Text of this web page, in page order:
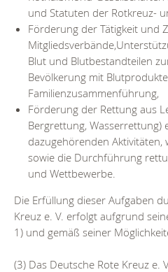
und Statuten der Rotkreuz-
Förderung der Tätigkeit und
Blut und Blutbestandteilen
Bevölkerung mit
Familienzusammenführung,
Förderung der Rettung aus
Bergrettung, Wasserrettung)
dazugehörenden Aktivitäten,
sowie die Durchführung
und Wettbewerbe.
Die Erfüllung dieser Aufgaben
Kreuz e. V. erfolgt aufgrund
1) und gemäß seiner
(3) Das Deutsche Rote Kreuz e.